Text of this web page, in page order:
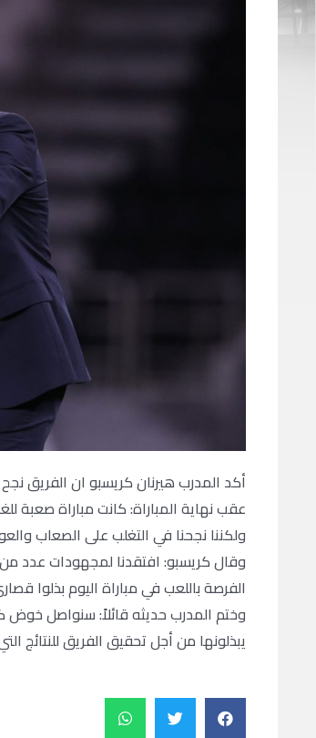
أكد المدرب هيرنان كريسبو ان الفريق
عقب نهاية المباراة: كانت مباراة صعبة
ولكننا نجحنا في التغلب على الصعاب
وقال كريسبو: افتقدنا لمجهودات عدد من
الفرصة باللعب في مباراة اليوم
وختم المدرب حديثه قائلاً: سنواصل خوض
يبذلونها من أجل تحقيق الفريق للنتائج